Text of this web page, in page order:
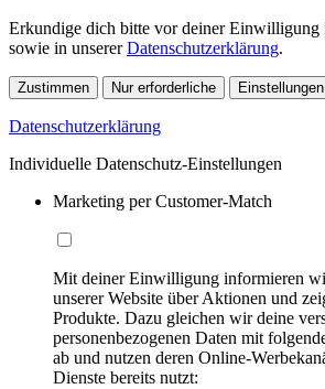
Erkundige dich bitte vor deiner Einwilligung
sowie in unsererDatenschutzerklärung.
Zustimmen Nur erforderliche
Datenschutzerklärung
Individuelle Datenschutz-Einstellungen
Marketing per Customer-Match
Mit deiner Einwilligung informieren
unserer Website über Aktionen und
Produkte. Dazu gleichen wir deine
personenbezogenen Daten mit
ab und nutzen deren Online-
Dienste bereits nutzt: